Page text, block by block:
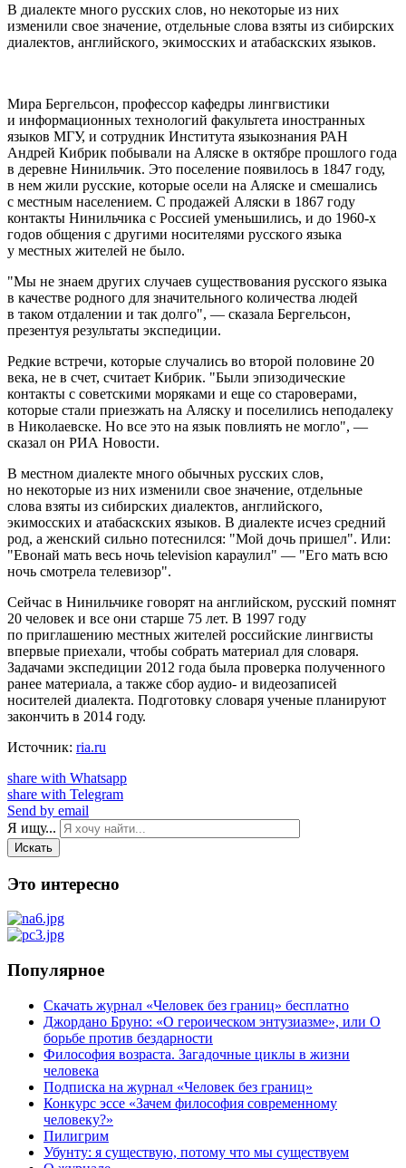
В диалекте много русских слов, но некоторые из них
изменили свое значение, отдельные слова взяты из сибирских
диалектов, английского, экимосских и атабаскских языков.
Мира Бергельсон, профессор кафедры лингвистики
и информационных технологий факультета иностранных
языков МГУ, и сотрудник Института языкознания РАН
Андрей Кибрик побывали на Аляске в октябре прошлого года
в деревне Нинильчик. Это поселение появилось в 1847 году,
в нем жили русские, которые осели на Аляске и смешались
с местным населением. С продажей Аляски в 1867 году
контакты Нинильчика с Россией уменьшились, и до 1960-х
годов общения с другими носителями русского языка
у местных жителей не было.
"Мы не знаем других случаев существования русского языка
в качестве родного для значительного количества людей
в таком отдалении и так долго", — сказала Бергельсон,
презентуя результаты экспедиции.
Редкие встречи, которые случались во второй половине 20
века, не в счет, считает Кибрик. "Были эпизодические
контакты с советскими моряками и еще со староверами,
которые стали приезжать на Аляску и поселились неподалеку
в Николаевске. Но все это на язык повлиять не могло", —
сказал он РИА Новости.
В местном диалекте много обычных русских слов,
но некоторые из них изменили свое значение, отдельные
слова взяты из сибирских диалектов, английского,
экимосских и атабаскских языков. В диалекте исчез средний
род, а женский сильно потеснился: "Мой дочь пришел". Или:
"Евонай мать весь ночь television караулил" — "Его мать всю
ночь смотрела телевизор".
Сейчас в Нинильчике говорят на английском, русский помнят
20 человек и все они старше 75 лет. В 1997 году
по приглашению местных жителей российские лингвисты
впервые приехали, чтобы собрать материал для словаря.
Задачами экспедиции 2012 года была проверка полученного
ранее материала, а также сбор аудио- и видеозаписей
носителей диалекта. Подготовку словаря ученые планируют
закончить в 2014 году.
Источник: ria.ru
share with Whatsapp
share with Telegram
Send by email
Я ищу...
Искать
Это интересно
Популярное
Скачать журнал «Человек без границ» бесплатно
Джордано Бруно: «О героическом энтузиазме», или О
борьбе против бездарности
Философия возраста. Загадочные циклы в жизни
человека
Подписка на журнал «Человек без границ»
Конкурс эссе «Зачем философия современному
человеку?»
Пилигрим
Убунту: я существую, потому что мы существуем